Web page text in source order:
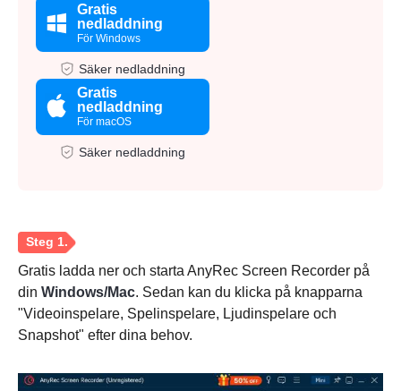
Gratis
nedladdning
För Windows
Säker nedladdning
Gratis
nedladdning
För macOS
Säker nedladdning
Gratis ladda ner och starta AnyRec Screen Recorder på
din Windows/Mac. Sedan kan du klicka på knapparna
"Videoinspelare, Spelinspelare, Ljudinspelare och
Snapshot" efter dina behov.